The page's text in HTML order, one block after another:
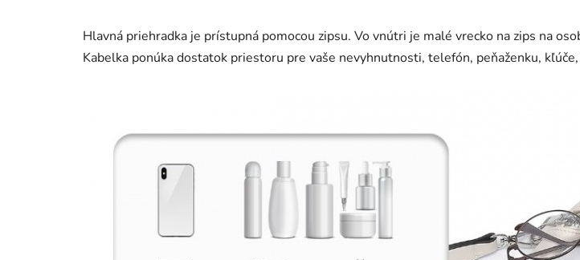
Hlavná priehradka je prístupná pomocou zipsu. Vo vnútri je malé vrecko na zips na
Kabelka ponúka dostatok priestoru pre vaše nevyhnutnosti, telefón, peňaženku,